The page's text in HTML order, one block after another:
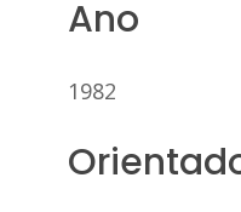
Ano
1982